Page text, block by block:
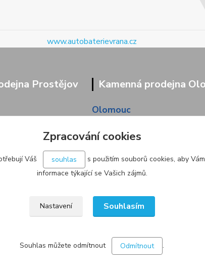
www.autobaterievrana.cz
Prostějov Kamenná prodejna
Olomouc
Zpracování cookies
Váš souhlas
s použitím souborů cookies, aby
informace týkající se Vašich zájmů.
Nastavení Souhlasím
Souhlas můžete odmítnout Odmítnout .